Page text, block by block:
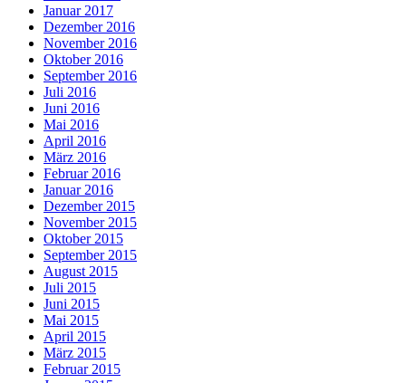
Januar 2017
Dezember 2016
November 2016
Oktober 2016
September 2016
Juli 2016
Juni 2016
Mai 2016
April 2016
März 2016
Februar 2016
Januar 2016
Dezember 2015
November 2015
Oktober 2015
September 2015
August 2015
Juli 2015
Juni 2015
Mai 2015
April 2015
März 2015
Februar 2015